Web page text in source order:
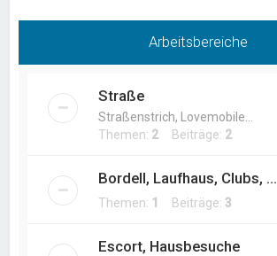
Arbeitsbereiche
Straße
Straßenstrich, Lovemobile...
Themen: 2Beiträge: 2
Bordell, Laufhaus, Clubs, ...
Themen: 1 Beiträge: 3
Escort, Hausbesuche